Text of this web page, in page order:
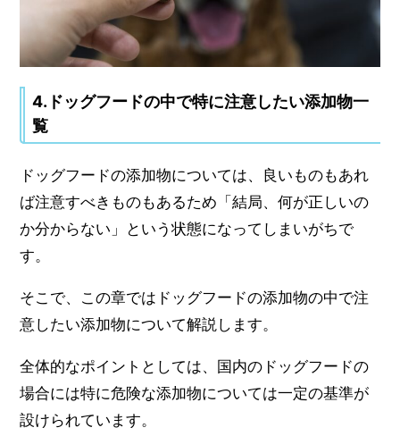
4.ドッグフードの中で特に注意したい添加物一
覧
ドッグフードの添加物については、良いものもあれ
ば注意すべきものもあるため「結局、何が正しいの
か分からない」という状態になってしまいがちで
す。
そこで、この章ではドッグフードの添加物の中で注
意したい添加物について解説します。
全体的なポイントとしては、国内のドッグフードの
場合には特に危険な添加物については一定の基準が
設けられています。